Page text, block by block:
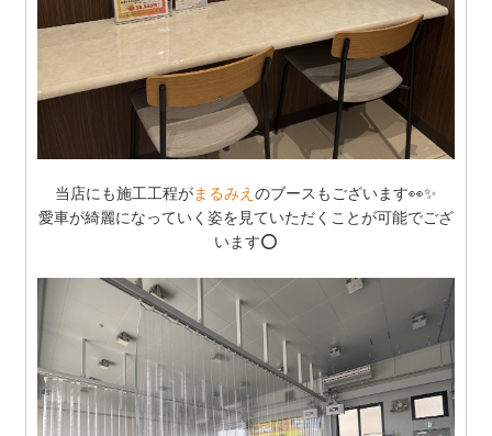
当店にも施工工程がまるみえ のブースもございます👀✨
愛車が綺麗になっていく姿を見ていただくことが可能でござ
います⭕️